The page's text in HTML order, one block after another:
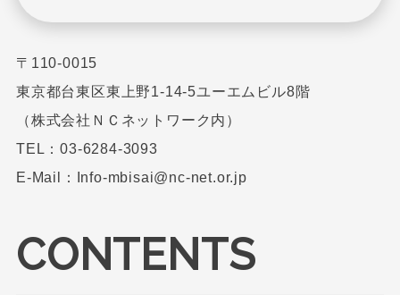
〒110-0015
東京都台東区東上野1-14-5ユーエムビル8階
（株式会社ＮＣネットワーク内）
TEL：03-6284-3093
E-Mail：Info-mbisai@nc-net.or.jp
CONTENTS